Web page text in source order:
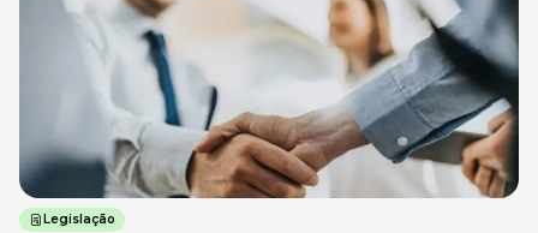
Legislação